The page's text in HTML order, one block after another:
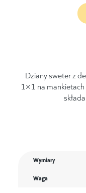
Dziany sweter z
1×1 na
Wymiary
Waga